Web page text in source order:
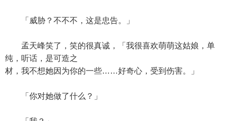
「威胁？不不不，这是忠告。」
孟天峰笑了，笑的很真诚，「我很喜欢萌萌这姑娘，单
纯，听话，是可造之
材，我不想她因为你的一些……好奇心，受到伤害。」
「你对她做了什么？」